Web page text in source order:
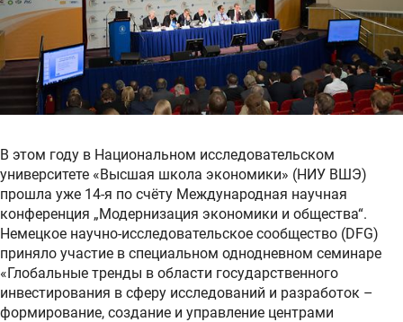
В этом году в Национальном исследовательском
университете «Высшая школа экономики» (НИУ ВШЭ)
прошла уже 14-я по счёту Международная научная
конференция „Модернизация экономики и общества“.
Немецкое научно-исследовательское сообщество (DFG)
приняло участие в специальном однодневном семинаре
«Глобальные тренды в области государственного
инвестирования в сферу исследований и разработок –
формирование, создание и управление центрами